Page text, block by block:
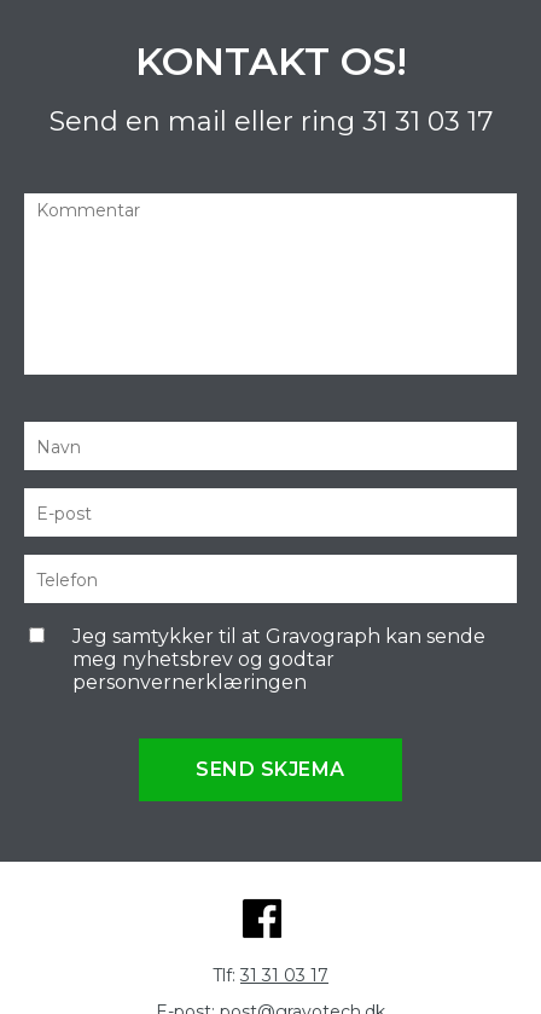
KONTAKT OS!
Send en mail eller ring 31 31 03 17
Jeg samtykker til at Gravograph kan sende
meg nyhetsbrev og godtar
personvernerklæringen
SEND SKJEMA
Tlf: 31 31 03 17